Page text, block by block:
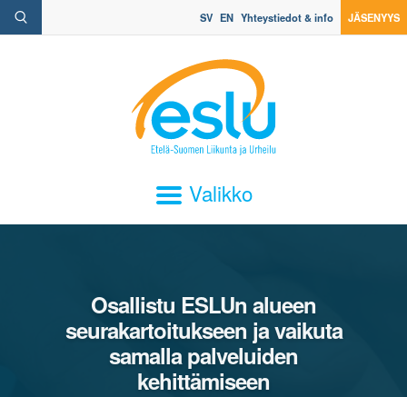
SV EN Yhteystiedot & info JÄSENYYS
Valikko
Osallistu ESLUn alueen
seurakartoitukseen ja vaikuta
samalla palveluiden
kehittämiseen